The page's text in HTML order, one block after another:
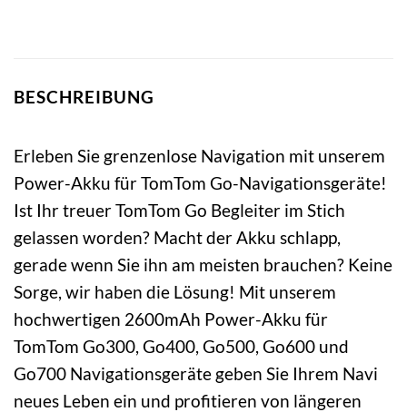
BESCHREIBUNG
Erleben Sie grenzenlose Navigation mit unserem
Power-Akku für TomTom Go-Navigationsgeräte!
Ist Ihr treuer TomTom Go Begleiter im Stich
gelassen worden? Macht der Akku schlapp,
gerade wenn Sie ihn am meisten brauchen? Keine
Sorge, wir haben die Lösung! Mit unserem
hochwertigen 2600mAh Power-Akku für
TomTom Go300, Go400, Go500, Go600 und
Go700 Navigationsgeräte geben Sie Ihrem Navi
neues Leben ein und profitieren von längeren